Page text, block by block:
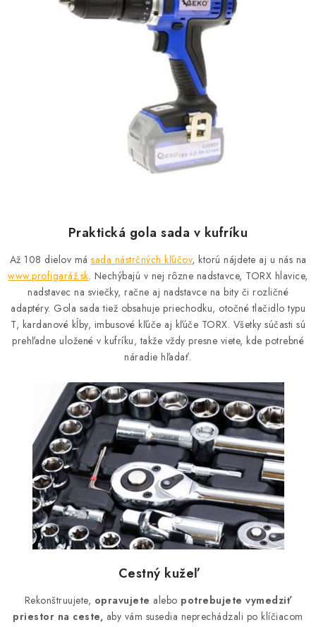
Praktická gola sada v kufríku
Až 108 dielov má sada nástrčných kľúčov, ktorú nájdete aj u nás na
www.profigaráž.sk. Nechýbajú v nej rôzne nadstavce, TORX hlavice,
nadstavec na sviečky, račne aj nadstavce na bity či rozličné
adaptéry. Gola sada tiež obsahuje priechodku, otočné tlačidlo typu
T, kardanové kĺby, imbusové kľúče aj kľúče TORX. Všetky súčasti sú
prehľadne uložené v kufríku, takže vždy presne viete, kde potrebné
náradie hľadať.
Cestný kužeľ
Rekonštruujete, opravujete alebo potrebujete vymedziť
priestor na ceste, aby vám susedia neprechádzali po klíčiacom